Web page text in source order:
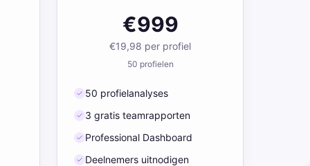
€999
€19,98 per profiel
50 profielen
50 profielanalyses
3 gratis teamrapporten
Professional Dashboard
Deelnemers uitnodigen